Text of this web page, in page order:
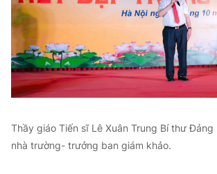
Thầy giáo Tiến sĩ Lê Xuân Trung Bí thư Đảng
nhà trường- trưởng ban giám khảo.